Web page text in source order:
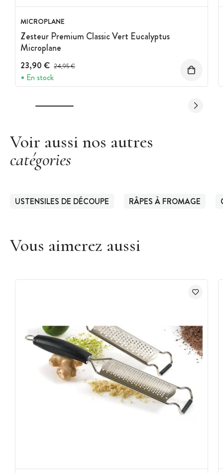
MICROPLANE
Zesteur Premium Classic Vert Eucalyptus
Microplane
23,90 € Prix avant réduction :
24,95 €
En stock
Voir aussi nos autres
catégories
USTENSILES DE DÉCOUPE RÂPES À FROMAGE
Vous aimerez aussi